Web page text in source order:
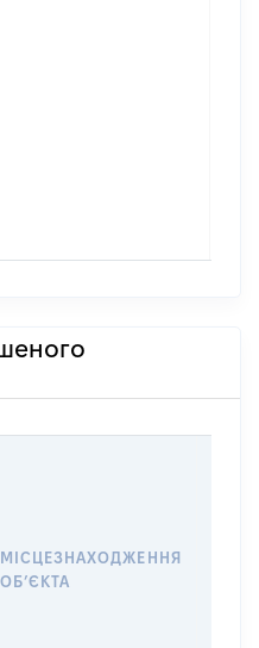
МІСЦЕЗНАХОДЖЕННЯ
ОБʼЄКТА